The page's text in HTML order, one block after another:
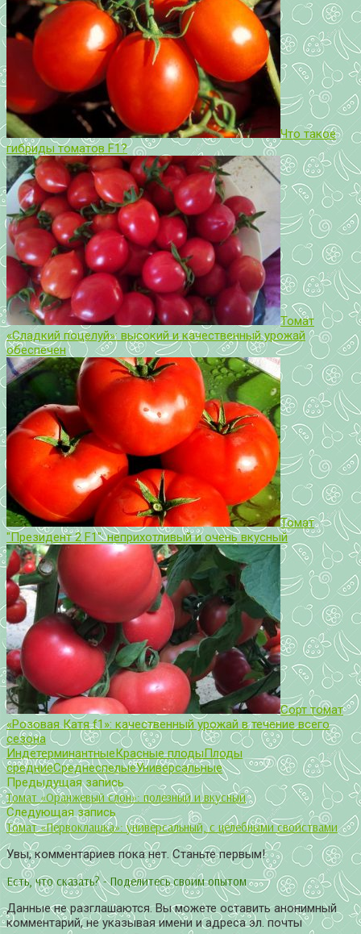
Что такое
гибриды томатов F1?
Томат
«Сладкий поцелуй»: высокий и качественный урожай
обеспечен
Томат
"Президент 2 F1": неприхотливый и очень вкусный
Сорт томат
«Розовая Катя f1»: качественный урожай в течение всего
сезона
ИндетерминантныеКрасные плодыПлоды
средниеСреднеспелыеУниверсальные
Предыдущая запись
Томат «Оранжевый слон»: полезный и вкусный
Следующая запись
Томат «Первоклашка»: универсальный, с целебными свойствами
Увы, комментариев пока нет. Станьте первым!
Есть, что сказать? - Поделитесь своим опытом
Данные не разглашаются. Вы можете оставить анонимный
комментарий, не указывая имени и адреса эл. почты